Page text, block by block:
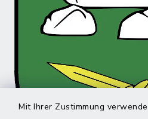
Mit Ihrer Zustimmung